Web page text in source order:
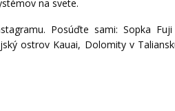
na svete.
Posúďte sami: Sopka
ostrov Kauai, Dolomity v